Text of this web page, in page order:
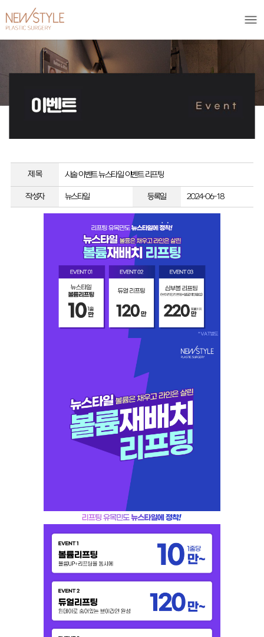
제 목 시술 이벤트뉴스타일 이벤트 리프팅
작성자 뉴스타일 등록일 2024-06-18